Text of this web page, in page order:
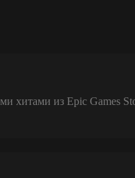
хитами из Epic Games